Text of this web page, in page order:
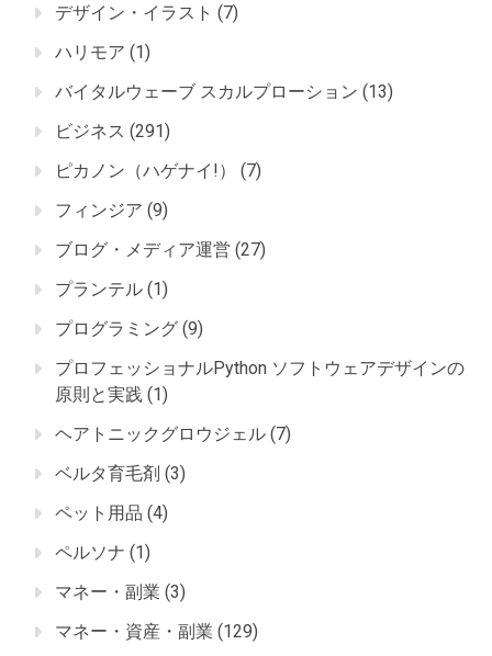
デザイン・イラスト (7)
ハリモア (1)
バイタルウェーブ スカルプローション (13)
ビジネス (291)
ピカノン（ハゲナイ!）
(7)
フィンジア (9)
ブログ・メディア運営 (27)
プランテル (1)
プログラミング (9)
プロフェッショナルPython ソフトウェアデザインの
原則と実践 (1)
ヘアトニックグロウジェル (7)
ベルタ育毛剤 (3)
ペット用品 (4)
ペルソナ (1)
マネー・副業 (3)
マネー・資産・副業 (129)